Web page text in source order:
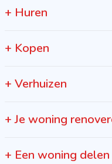
+ Huren
+ Kopen
+ Verhuizen
+Je woning
+ Een woning